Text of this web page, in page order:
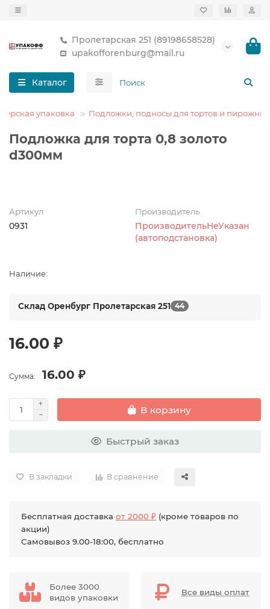
Пролетарская 251 (89198658528)
upakofforenburg@mail.ru
Каталог
упаковка Подложки, подносы для тортов и пирожных
Подложка для торта 0,8 золото
d300мм
Артикул
0931
Производитель
ПроизводительНеУказан
(автоподстановка)
Наличие:
Склад Оренбург Пролетарская 251 44
16.00 ₽
Сумма: 16.00 ₽
В корзину
Быстрый заказ
В закладки В сравнение
Бесплатная доставка от 2000 ₽ (кроме товаров по
акции)
Самовывоз 9.00-18:00, бесплатно
Более 3000
видов упаковки
Все виды оплат